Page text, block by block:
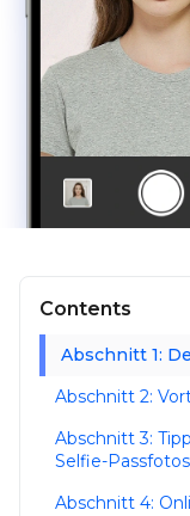
Contents
Abschnitt 1:
Abschnitt 2:
Abschnitt 3:
Selfie-Passfotos
Abschnitt 4: